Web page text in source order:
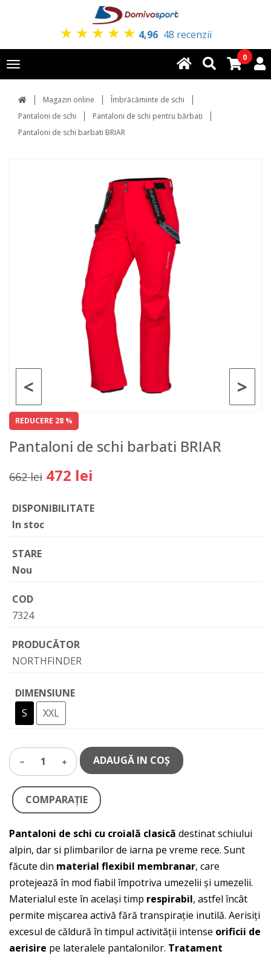
★ ★ ★ ★ ★ 4,96 48 recenzii
Toggle
navigation
0
Magazin online
Îmbrăcăminte de schi
Pantaloni de schi
Pantaloni de schi pentru bărbați
Pantaloni de schi barbati BRIAR
>
<
REDUCERE 28 %
Pantaloni de schi barbati BRIAR
662 lei 472 lei
DISPONIBILITATE
In stoc
STARE
Nou
COD
7324
PRODUCĂTOR
NORTHFINDER
DIMENSIUNE
S
XXL
1 ADAUGĂ IN COŞ
COMPARAŢIE
Pantaloni de schi cu croială clasică destinat schiului
alpin, dar si plimbarilor de iarna pe vreme rece. Sunt
făcute din material flexibil membranar, care
protejează în mod fiabil împotriva umezelii și umezelii.
Materialul este în același timp respirabil, astfel încât
permite mișcarea activă fără transpirație inutilă. Aerisiți
excesul de căldură în timpul activității intense orificii de
aerisire pe lateralele pantalonilor. Tratament